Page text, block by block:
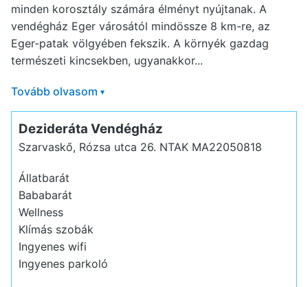
minden korosztály számára élményt nyújtanak. A
vendégház Eger városától mindössze 8 km-re, az
Eger-patak völgyében fekszik. A környék gazdag
természeti kincsekben, ugyanakkor...
Tovább olvasom ▾
Dezideráta Vendégház
Szarvaskő, Rózsa utca 26. NTAK MA22050818
Állatbarát
Bababarát
Wellness
Klímás szobák
Ingyenes wifi
Ingyenes parkoló